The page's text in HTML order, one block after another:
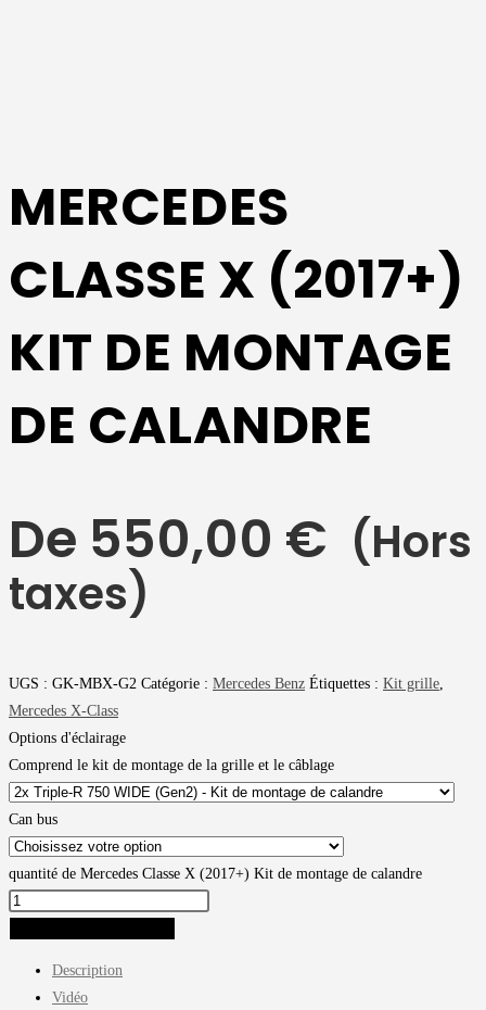
MERCEDES
CLASSE X (2017+)
KIT DE MONTAGE
DE CALANDRE
De 550,00 € (Hors
taxes)
UGS : GK-MBX-G2 Catégorie : Mercedes Benz Étiquettes : Kit grille,
Mercedes X-Class
Options d'éclairage
Comprend le kit de montage de la grille et le câblage
Can bus
quantité de Mercedes Classe X (2017+) Kit de montage de calandre
Description
Vidéo